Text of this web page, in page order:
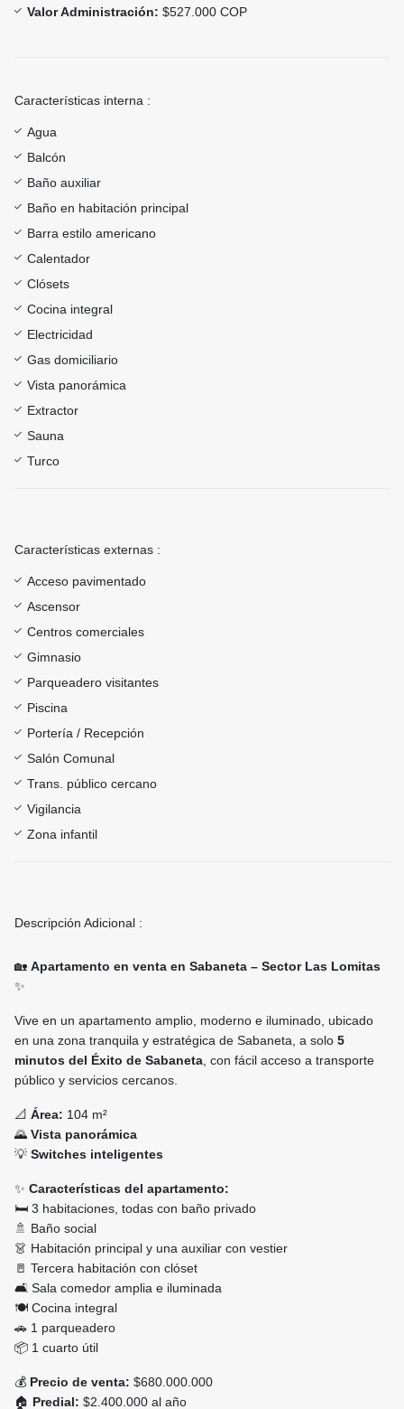
Valor Administración: $527.000 COP
Características interna :
Agua
Balcón
Baño auxiliar
Baño en habitación principal
Barra estilo americano
Calentador
Clósets
Cocina integral
Electricidad
Gas domiciliario
Vista panorámica
Extractor
Sauna
Turco
Características externas :
Acceso pavimentado
Ascensor
Centros comerciales
Gimnasio
Parqueadero visitantes
Piscina
Portería / Recepción
Salón Comunal
Trans. público cercano
Vigilancia
Zona infantil
Descripción Adicional :
🏡 Apartamento en venta en Sabaneta – Sector Las Lomitas
✨
Vive en un apartamento amplio, moderno e iluminado, ubicado
en una zona tranquila y estratégica de Sabaneta, a solo 5
minutos del Éxito de Sabaneta , con fácil acceso a transporte
público y servicios cercanos.
📐 Área: 104 m²
🌄 Vista panorámica
💡 Switches inteligentes
✨ Características del apartamento:
🛏️ 3 habitaciones, todas con baño privado
🚿 Baño social
👗 Habitación principal y una auxiliar con vestier
🚪 Tercera habitación con clóset
🛋️ Sala comedor amplia e iluminada
🍽️ Cocina integral
🚗 1 parqueadero
📦 1 cuarto útil
💰 Precio de venta: $680.000.000
🏠 Predial: $2.400.000 al año